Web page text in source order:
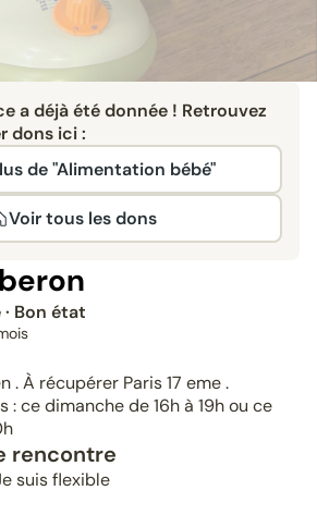
a déjà été donnée ! Retrouvez
dons ici :
de "Alimentation bébé"
Voir tous les dons
· Bon état
. À récupérer Paris 17 eme .
: ce dimanche de 16h à 19h ou ce
rencontre
suis flexible